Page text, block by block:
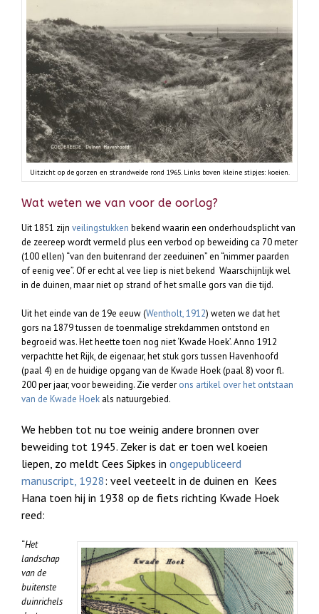
Uitzicht op de gorzen en strandweide rond 1965. Links boven kleine stipjes: koeien.
Wat weten we van voor de oorlog?
Uit 1851 zijn veilingstukken bekend waarin een onderhoudsplicht van
de zeereep wordt vermeld plus een verbod op beweiding ca 70 meter
(100 ellen) “van den buitenrand der zeeduinen” en “nimmer paarden
of eenig vee”. Of er echt al vee liep is niet bekend Waarschijnlijk wel
in de duinen, maar niet op strand of het smalle gors van die tijd.
Uit het einde van de 19e eeuw (Wentholt, 1912) weten we dat het
gors na 1879 tussen de toenmalige strekdammen ontstond en
begroeid was. Het heette toen nog niet ‘Kwade Hoek’. Anno 1912
verpachtte het Rijk, de eigenaar, het stuk gors tussen Havenhoofd
(paal 4) en de huidige opgang van de Kwade Hoek (paal 8) voor fl.
200 per jaar, voor beweiding. Zie verder ons artikel over het ontstaan
van de Kwade Hoek als natuurgebied.
We hebben tot nu toe weinig andere bronnen over
beweiding tot 1945. Zeker is dat er toen wel koeien
liepen, zo meldt Cees Sipkes in ongepubliceerd
manuscript, 1928: veel veeteelt in de duinen en Kees
Hana toen hij in 1938 op de fiets richting Kwade Hoek
reed:
“Het
landschap
van de
buitenste
duinrichels